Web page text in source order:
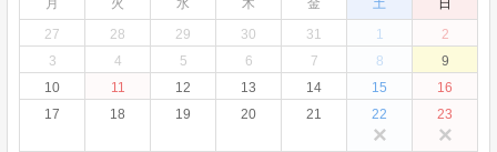
月
火 水 木 金 土
日
27
28 29 30 31 1
2
3
4 5 6 7 8
9
10
11 12 13 14 15
16
17
18 19 20 21 22
×
23
×